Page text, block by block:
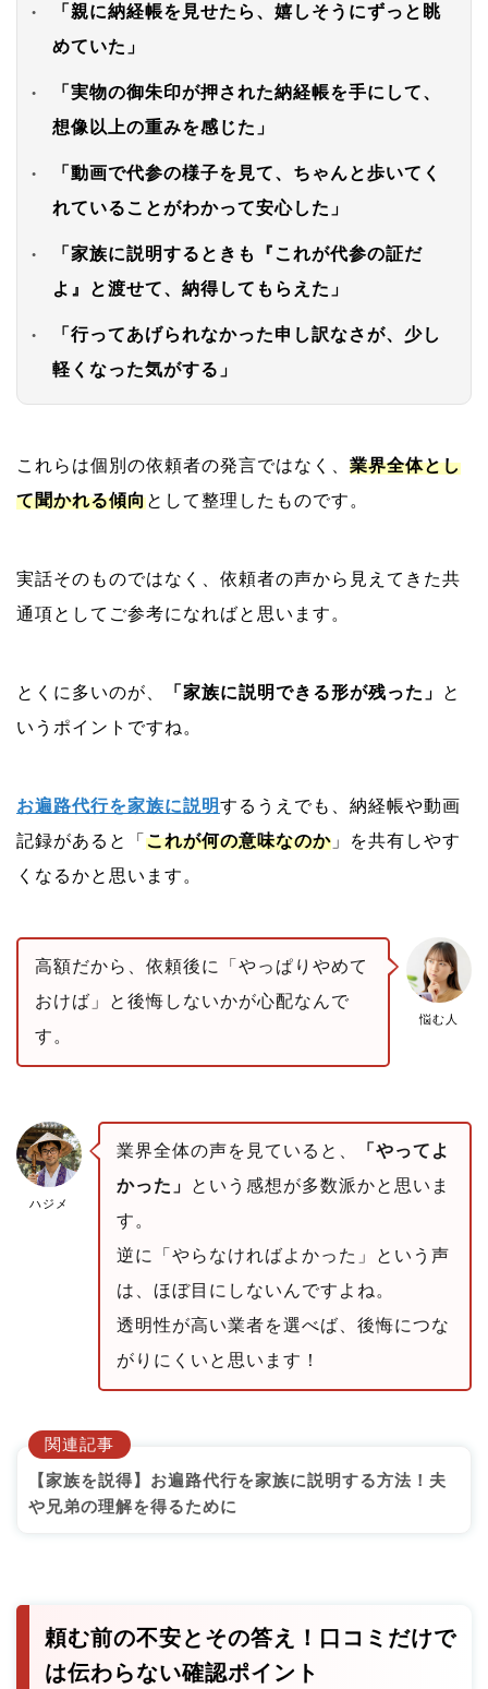
「親に納経帳を見せたら、嬉しそうにずっと眺
めていた」
「実物の御朱印が押された納経帳を手にして、
想像以上の重みを感じた」
「動画で代参の様子を見て、ちゃんと歩いてく
れていることがわかって安心した」
「家族に説明するときも『これが代参の証だ
よ』と渡せて、納得してもらえた」
「行ってあげられなかった申し訳なさが、少し
軽くなった気がする」
これらは個別の依頼者の発言ではなく、 業界全体とし
て聞かれる傾向として整理したものです。
実話そのものではなく、依頼者の声から見えてきた共
通項としてご参考になればと思います。
とくに多いのが、 「家族に説明できる形が残った」
と
いうポイントですね。
お遍路代行を家族に説明するうえでも、納経帳や動画
記録があると「 これが何の意味なのか 」を共有しやす
くなるかと思います。
悩む人
高額だから、依頼後に「やっぱりやめて
おけば」と後悔しないかが心配なんで
す。
ハジメ
業界全体の声を見ていると、
「やってよ
かった」
という感想が多数派かと思いま
す。
逆に「やらなければよかった」という声
は、ほぼ目にしないんですよね。
透明性が高い業者を選べば、後悔につな
がりにくいと思います！
関連記事
【家族を説得】お遍路代行を家族に説明する方法！夫
や兄弟の理解を得るために
頼む前の不安とその答え！口コミだけで
は伝わらない確認ポイント